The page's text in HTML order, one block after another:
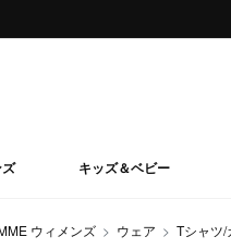
キッズ＆ベビー
ウィメンズ ウェア Tシャツ/